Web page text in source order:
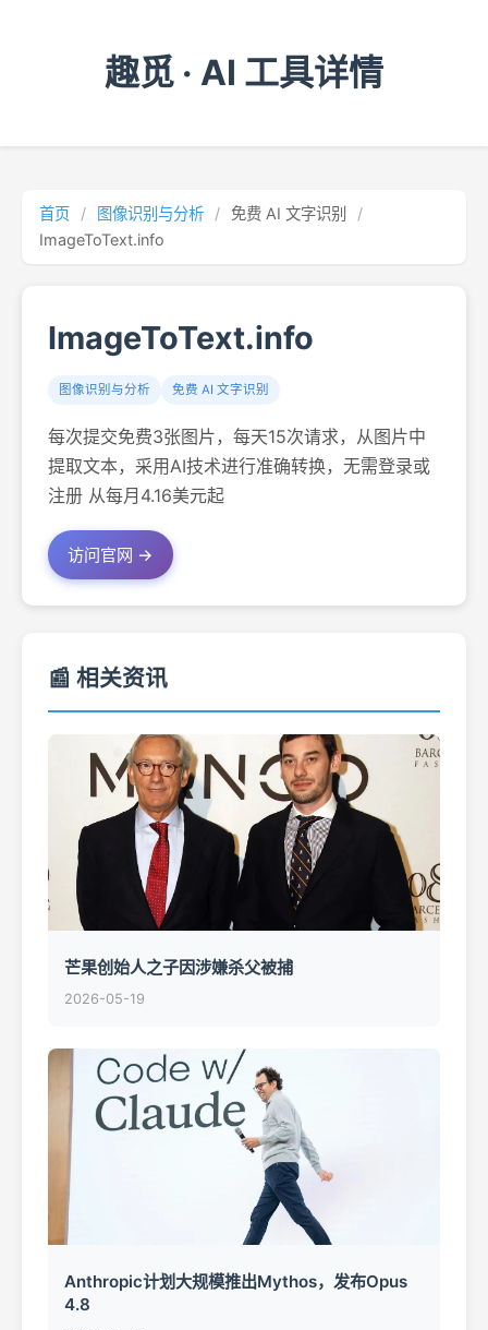
趣觅 · AI 工具详情
首页 / 图像识别与分析 / 免费 AI 文字识别
/
ImageToText.info
ImageToText.info
图像识别与分析 免费 AI 文字识别
每次提交免费3张图片，每天15次请求，从图片中
提取文本，采用AI技术进行准确转换，无需登录或
注册 从每月4.16美元起
访问官网 →
📰 相关资讯
芒果创始人之子因涉嫌杀父被捕
2026-05-19
Anthropic计划大规模推出Mythos，发布Opus
4.8